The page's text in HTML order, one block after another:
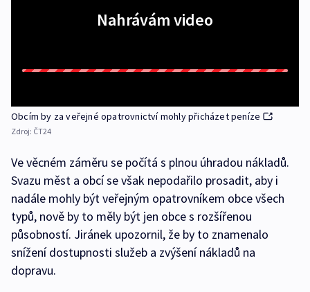
Nahrávám video
Obcím by za veřejné opatrovnictví mohly přicházet peníze
Zdroj: ČT24
Ve věcném záměru se počítá s plnou úhradou nákladů.
Svazu měst a obcí se však nepodařilo prosadit, aby i
nadále mohly být veřejným opatrovníkem obce všech
typů, nově by to měly být jen obce s rozšířenou
působností. Jiránek upozornil, že by to znamenalo
snížení dostupnosti služeb a zvýšení nákladů na
dopravu.